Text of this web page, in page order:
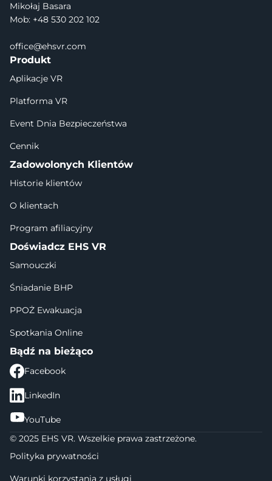
Mikołaj Basara
Mob: +48 530 202 102
office@ehsvr.com
Produkt
Aplikacje VR
Platforma VR
Event Dnia Bezpieczeństwa
Cennik
Zadowolonych Klientów
Historie klientów
O klientach
Program afiliacyjny
Doświadcz EHS VR
Samouczki
Śniadanie BHP
PPOŻ Ewakuacja
Spotkania Online
Bądź na bieżąco
Facebook
LinkedIn
YouTube
© 2025 EHS VR. Wszelkie prawa zastrzeżone.
Polityka prywatności
Warunki korzystania z usługi